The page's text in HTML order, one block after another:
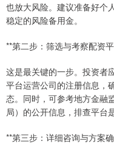
也放大风险。建议准备好个
稳定的风险备用金。
**第二步：筛选与考察配资
这是最关键的一步。投资者
平台运营公司的注册信息，
态。同时，可参考地方金融
局）的公开信息，排查平台
**第三步：详细咨询与方案